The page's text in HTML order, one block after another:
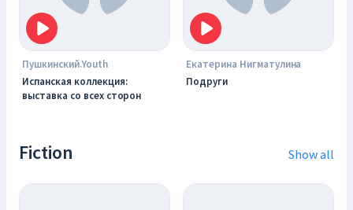
Пушкинский.Youth
Испанская коллекция:
выставка со всех сторон
Екатерина Нигматулина
Подруги
Fiction Show all